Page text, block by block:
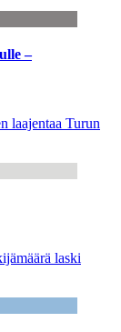
–
laajentaa Turun
laski